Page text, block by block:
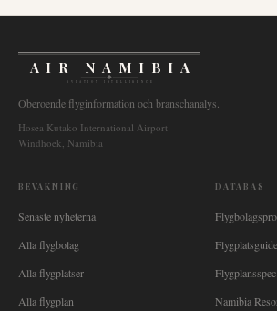
AIR NAMIBIA
AVIATION INTELLIGENCE
Oberoende flyginformation och branschanalys.
Hosea Kutako International Airport
Windhoek, Namibia
BEVAKNING
Senaste nyheterna
Alla flygbolag
Alla flygplatser
Alla flygplan
DATABAS
Flygplansspec
Namibia